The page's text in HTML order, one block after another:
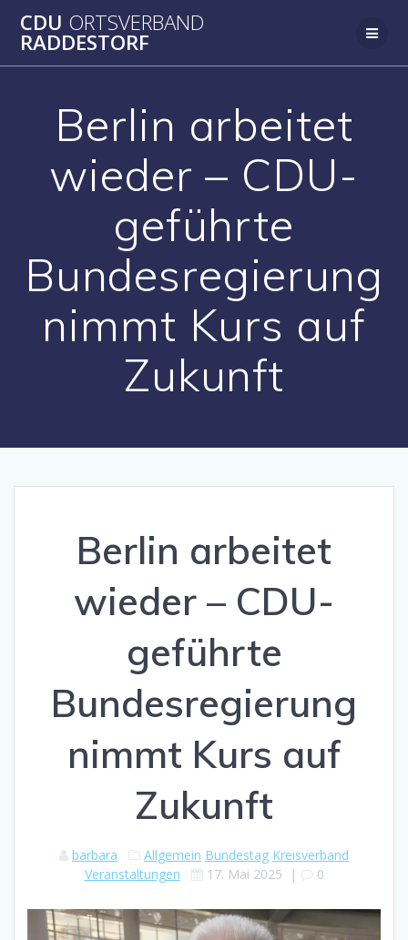
CDU ORTSVERBAND
RADDESTORF
Berlin arbeitet
wieder – CDU-
geführte
Bundesregierung
nimmt Kurs auf
Zukunft
Berlin arbeitet
wieder – CDU-
geführte
Bundesregierung
nimmt Kurs auf
Zukunft
barbara Allgemein Bundestag Kreisverband
Veranstaltungen
17. Mai 2025 | 0